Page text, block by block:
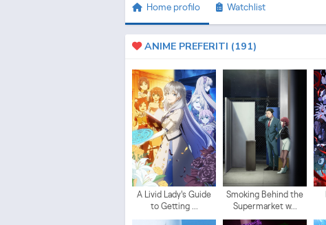
Home profilo Watchlist
ANIME PREFERITI (191)
A Livid Lady's Guide
to Getting ...
Smoking Behind the
Supermarket w...